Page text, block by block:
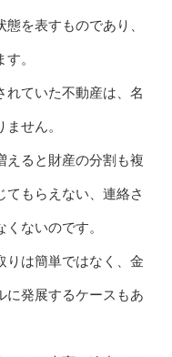
を表すものであり、
。
れていた不動産は、名
せん。
えると財産の分割も複
てもらえない、連絡さ
ないのです。
りは簡単ではなく、金
に発展するケースもあ